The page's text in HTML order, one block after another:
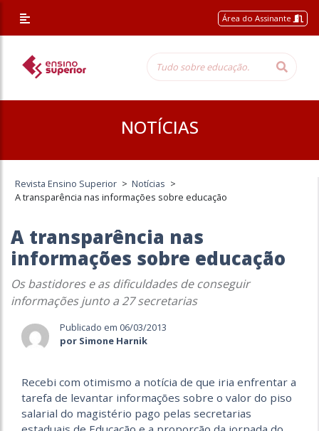
Área do Assinante
NOTÍCIAS
Revista Ensino Superior > Notícias >
A transparência nas informações sobre educação
A transparência nas
informações sobre educação
Os bastidores e as dificuldades de conseguir
informações junto a 27 secretarias
Publicado em 06/03/2013
por Simone Harnik
Recebi com otimismo a notícia de que iria enfrentar a
tarefa de levantar informações sobre o valor do piso
salarial do magistério pago pelas secretarias